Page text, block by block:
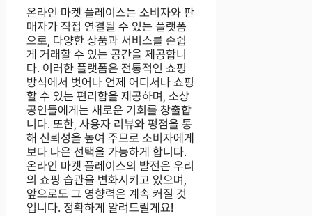
온라인 마켓 플레이스는 소비자와 판
매자가 직접 연결될 수 있는 플랫폼
으로, 다양한 상품과 서비스를 손쉽
게 거래할 수 있는 공간을 제공합니
다. 이러한 플랫폼은 전통적인 쇼핑
방식에서 벗어나 언제 어디서나 쇼핑
할 수 있는 편리함을 제공하며, 소상
공인들에게는 새로운 기회를 창출합
니다. 또한, 사용자 리뷰와 평점을 통
해 신뢰성을 높여 주므로 소비자에게
보다 나은 선택을 가능하게 합니다.
온라인 마켓 플레이스의 발전은 우리
의 쇼핑 습관을 변화시키고 있으며,
앞으로도 그 영향력은 계속 커질 것
입니다. 정확하게 알려드릴게요!